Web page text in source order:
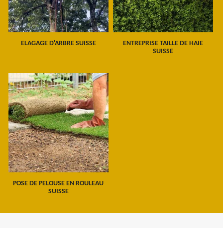
ELAGAGE D'ARBRE SUISSE
ENTREPRISE TAILLE DE HAIE
SUISSE
POSE DE PELOUSE EN ROULEAU
SUISSE